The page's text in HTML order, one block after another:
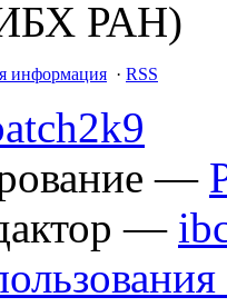
РАН)
информация · RSS
—
—